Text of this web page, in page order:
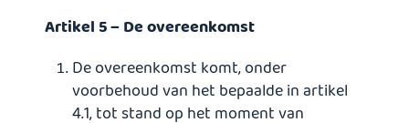
Artikel 5 – De overeenkomst
De overeenkomst komt, onder
voorbehoud van het bepaalde in artikel
4.1, tot stand op het moment van